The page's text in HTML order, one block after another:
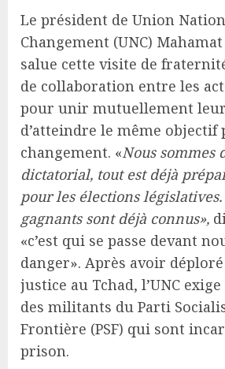
Le président de Union
Changement (UNC)
salue cette visite de
de collaboration entre les
pour unir mutuellement
d’atteindre le même objectif
changement. «Nous sommes
dictatorial, tout est déjà
pour les élections législatives.
gagnants sont déjà connus»,
«c’est qui se passe devant
danger». Après avoir déploré
justice au Tchad, l’UNC
des militants du Parti
Frontière (PSF) qui sont
prison.